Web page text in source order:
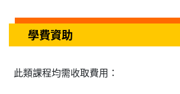
學費資助
此類課程均需收取費用：